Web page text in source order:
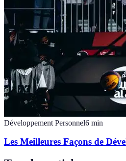
Développement Personnel6 min
Les Meilleures Façons de